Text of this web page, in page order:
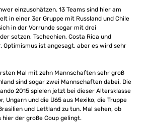
einzuschätzen. 13 Teams sind hier am
in einer 3er Gruppe mit Russland und Chile
in der Vorrunde sogar mit drei
setzen, Tschechien, Costa Rica und
Optimismus ist angesagt, aber es wird sehr
Mal mit zehn Mannschaften sehr groß
sind sogar zwei Mannschaften dabei. Die
2015 spielen jetzt bei dieser Altersklasse
Ungarn und die Ü65 aus Mexiko, die Truppe
und Lettland zu tun. Mal sehen, ob
hier der große Coup gelingt.